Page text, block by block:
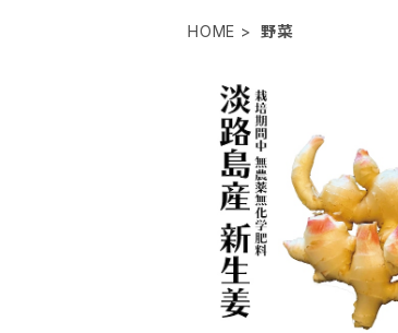
HOME 野菜